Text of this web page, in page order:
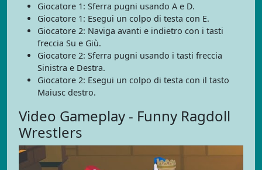
Giocatore 1: Sferra pugni usando A e D.
Giocatore 1: Esegui un colpo di testa con E.
Giocatore 2: Naviga avanti e indietro con i tasti
freccia Su e Giù.
Giocatore 2: Sferra pugni usando i tasti freccia
Sinistra e Destra.
Giocatore 2: Esegui un colpo di testa con il tasto
Maiusc destro.
Video Gameplay - Funny Ragdoll
Wrestlers